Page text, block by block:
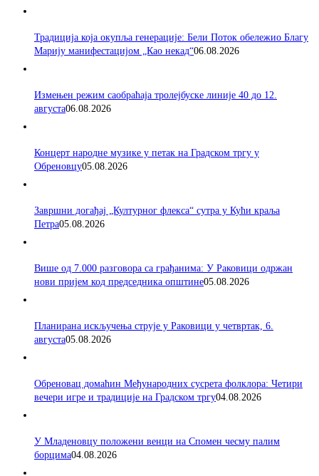
Традиција која окупља генерације: Бели Поток обележио Благу
Марију манифестацијом „Као некад“06.08.2026
Измењен режим саобраћаја тролејбуске линије 40 до 12.
августа06.08.2026
Концерт народне музике у петак на Градском тргу у
Обреновцу05.08.2026
Завршни догађај „Културног флекса“ сутра у Кући краља
Петра05.08.2026
Више од 7.000 разговора са грађанима: У Раковици одржан
нови пријем код председника општине05.08.2026
Планирана искључења струје у Раковици у четвртак, 6.
августа05.08.2026
Обреновац домаћин Међународних сусрета фолклора: Четири
вечери игре и традиције на Градском тргу04.08.2026
У Младеновцу положени венци на Спомен чесму палим
борцима04.08.2026